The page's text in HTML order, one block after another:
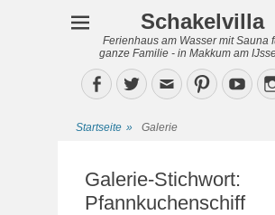
Schakelvilla
Ferienhaus am Wasser mit Sauna
ganze Familie - in Makkum am
Facebook
TwitterEmailPinterest
Startseite » Galerie
Galerie-Stichwort:
Pfannkuchenschiff